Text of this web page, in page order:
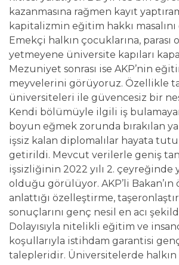
kazanmasına rağmen kayıt
kapitalizmin eğitim hakkı
Emekçi halkın çocuklarına, parası
yetmeyene üniversite kapıları
Mezuniyet sonrası ise AKP’nin
meyvelerini görüyoruz. Özellikle
üniversiteleri ile güvencesiz bir
Kendi bölümüyle ilgili iş
boyun eğmek zorunda bırakılan
işsiz kalan diplomalılar hayata
getirildi. Mevcut verilerle geniş
işsizliğinin 2022 yılı 2. çeyreğinde
olduğu görülüyor. AKP’li Bakan’ın
anlattığı özelleştirme,
sonuçlarını genç nesil en acı
Dolayısıyla nitelikli eğitim ve
koşullarıyla istihdam garantisi
talepleridir. Üniversitelerde halkın